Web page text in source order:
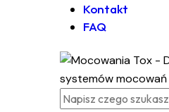
Kontakt
FAQ